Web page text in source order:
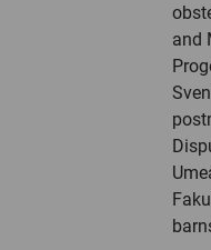
and